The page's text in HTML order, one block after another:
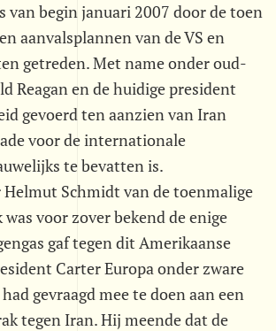
van begin januari 2007 door de toen
aanvalsplannen van de VS en
getreden. Met name onder oud-
Reagan en de huidige president
gevoerd ten aanzien van Iran
voor de internationale
te bevatten is.
Helmut Schmidt van de toenmalige
voor zover bekend de enige
gaf tegen dit Amerikaanse
Carter Europa onder zware
gevraagd mee te doen aan een
tegen Iran. Hij meende dat de